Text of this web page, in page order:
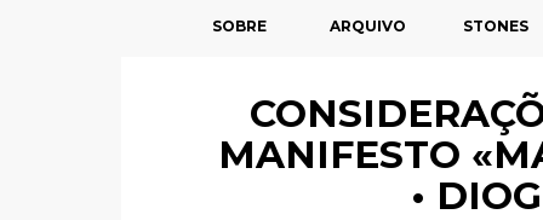
SOBRE ARQUIVO STONES
MANIFESTO
•